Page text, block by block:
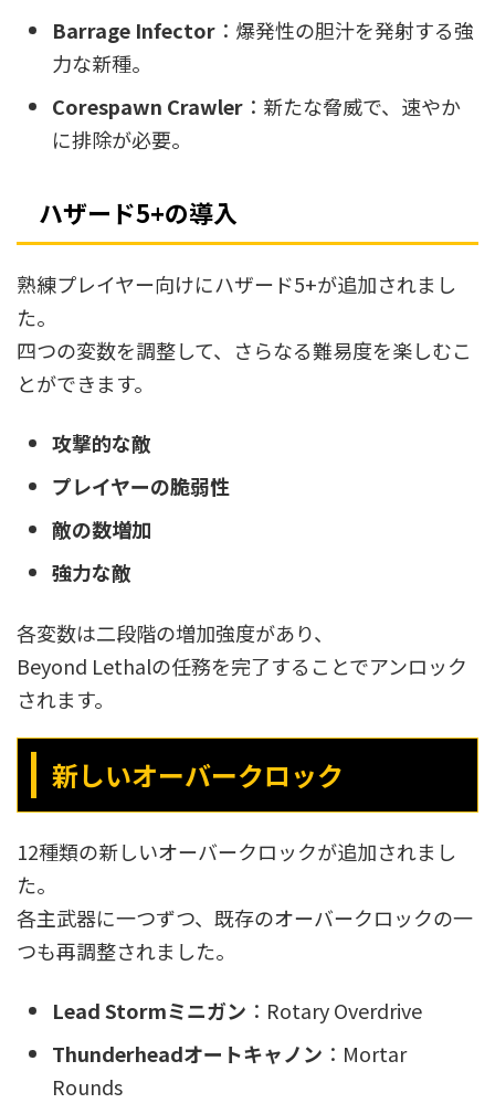
Barrage Infector ：爆発性の胆汁を発射する強
力な新種。
Corespawn Crawler ：新たな脅威で、速やか
に排除が必要。
ハザード5+の導入
熟練プレイヤー向けにハザード5+が追加されまし
た。
四つの変数を調整して、さらなる難易度を楽しむこ
とができます。
攻撃的な敵
プレイヤーの脆弱性
敵の数増加
強力な敵
各変数は二段階の増加強度があり、
Beyond Lethalの任務を完了することでアンロック
されます。
新しいオーバークロック
12種類の新しいオーバークロックが追加されまし
た。
各主武器に一つずつ、既存のオーバークロックの一
つも再調整されました。
Lead Stormミニガン ：Rotary Overdrive
Thunderheadオートキャノン ：Mortar
Rounds